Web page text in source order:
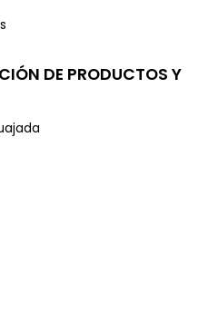
DE PRODUCTOS Y